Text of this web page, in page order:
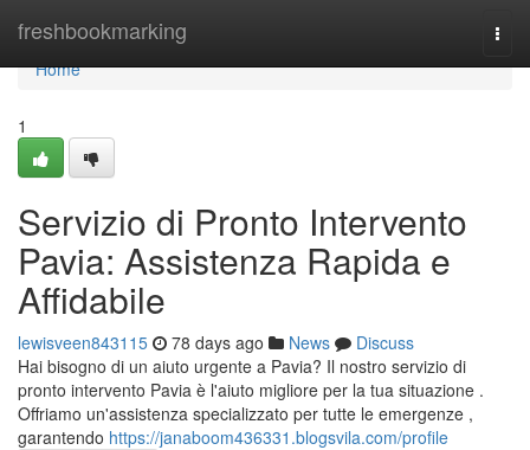
freshbookmarking
Home
Home
1
Servizio di Pronto Intervento
Pavia: Assistenza Rapida e
Affidabile
lewisveen843115 78 days ago News
Discuss
Hai bisogno di un aiuto urgente a Pavia? Il nostro servizio di
pronto intervento Pavia è l'aiuto migliore per la tua situazione .
Offriamo un'assistenza specializzato per tutte le emergenze ,
garantendo https://janaboom436331.blogsvila.com/profile